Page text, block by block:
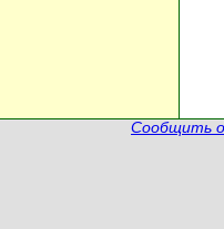
Сообщить о